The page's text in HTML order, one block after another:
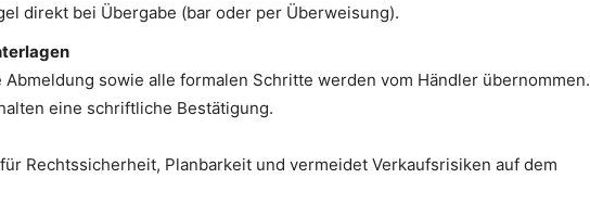
direkt bei Übergabe (bar oder per Überweisung).
Abmeldung sowie alle formalen Schritte werden vom Händler übernommen.
eine schriftliche Bestätigung.
Rechtssicherheit, Planbarkeit und vermeidet Verkaufsrisiken auf dem